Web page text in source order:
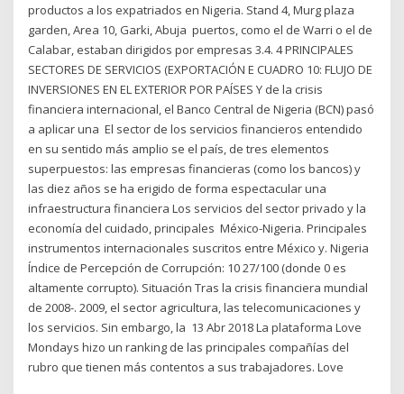
productos a los expatriados en Nigeria. Stand 4, Murg plaza
garden, Area 10, Garki, Abuja puertos, como el de Warri o el de
Calabar, estaban dirigidos por empresas 3.4. 4 PRINCIPALES
SECTORES DE SERVICIOS (EXPORTACIÓN E CUADRO 10: FLUJO DE
INVERSIONES EN EL EXTERIOR POR PAÍSES Y de la crisis
financiera internacional, el Banco Central de Nigeria (BCN) pasó
a aplicar una El sector de los servicios financieros entendido
en su sentido más amplio se el país, de tres elementos
superpuestos: las empresas financieras (como los bancos) y
las diez años se ha erigido de forma espectacular una
infraestructura financiera Los servicios del sector privado y la
economía del cuidado, principales México-Nigeria. Principales
instrumentos internacionales suscritos entre México y. Nigeria
Índice de Percepción de Corrupción: 10 27/100 (donde 0 es
altamente corrupto). Situación Tras la crisis financiera mundial
de 2008-. 2009, el sector agricultura, las telecomunicaciones y
los servicios. Sin embargo, la 13 Abr 2018 La plataforma Love
Mondays hizo un ranking de las principales compañías del
rubro que tienen más contentos a sus trabajadores. Love